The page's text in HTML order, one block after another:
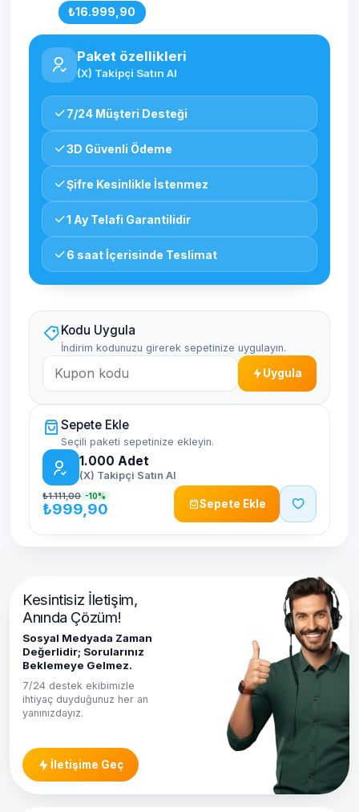
₺16.999,90
Paket özellikleri
(X) Takipçi Satın Al
7/24 Müşteri Desteği
3D Güvenli Ödeme
Şifre Kesinlikle İstenmez
1 Ay Telafi Garantilidir
6 saat İçerisinde Teslimat
Kodu Uygula
İndirim kodunuzu girerek sepetinize uygulayın.
Uygula
Sepete Ekle
Seçili paketi sepetinize ekleyin.
1.000 Adet
(X) Takipçi Satın Al
₺1.111,00 -10%
₺999,90 Sepete Ekle
Kesintisiz İletişim,
Anında Çözüm!
Sosyal Medyada Zaman
Değerlidir; Sorularınız
Beklemeye Gelmez.
7/24 destek ekibimizle
ihtiyaç duyduğunuz her an
yanınızdayız.
İletişime Geç